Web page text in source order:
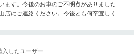
ます。今後のお車のご不明点がありました
店にご連絡ください。今後とも何卒宜しくお
入したユーザー